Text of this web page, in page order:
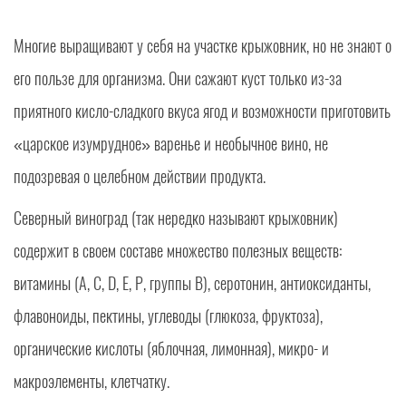
Многие выращивают у себя на участке крыжовник, но не знают о
его пользе для организма. Они сажают куст только из-за
приятного кисло-сладкого вкуса ягод и возможности приготовить
«царское изумрудное» варенье и необычное вино, не
подозревая о целебном действии продукта.
Северный виноград (так нередко называют крыжовник)
содержит в своем составе множество полезных веществ:
витамины (А, С, D, Е, Р, группы В), серотонин, антиоксиданты,
флавоноиды, пектины, углеводы (глюкоза, фруктоза),
органические кислоты (яблочная, лимонная), микро- и
макроэлементы, клетчатку.